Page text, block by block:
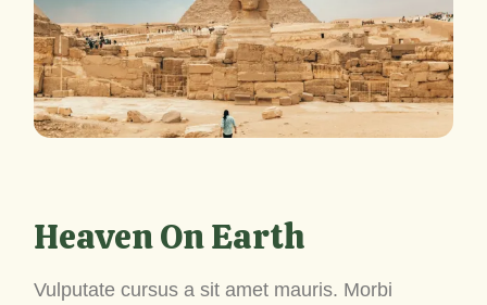
Heaven On Earth
Vulputate cursus a sit amet mauris. Morbi